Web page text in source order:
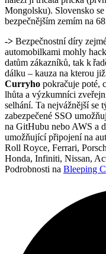
Mongolsku). Slovensko
bezpečnějším zemím na
-> Bezpečnostní díry
automobilkami mohly
datům zákazníků, tak k
dálku – kauza na kterou
Curryho pokračuje poté,
lhůta a výzkumníci
selhání. Ta nejvážnější se
zabezpečené SSO
na GitHubu nebo AWS a
umožňující připojení na
Roll Royce, Ferrari,
Honda, Infiniti, Nissan,
Podrobnosti na Bleeping